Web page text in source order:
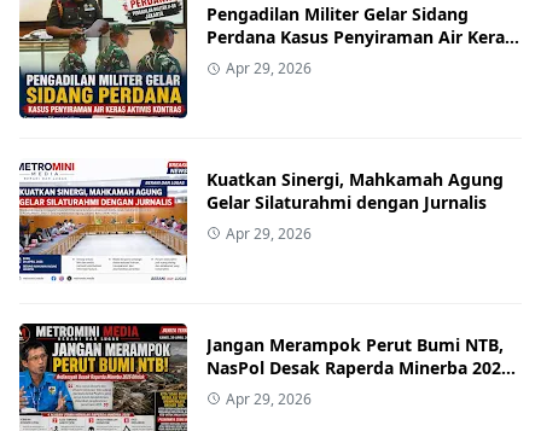
Pengadilan Militer Gelar Sidang
Perdana Kasus Penyiraman Air Keras
Aktivis Kontras
Apr 29, 2026
Kuatkan Sinergi, Mahkamah Agung
Gelar Silaturahmi dengan Jurnalis
Apr 29, 2026
Jangan Merampok Perut Bumi NTB,
NasPol Desak Raperda Minerba 2026
Ditolak
Apr 29, 2026